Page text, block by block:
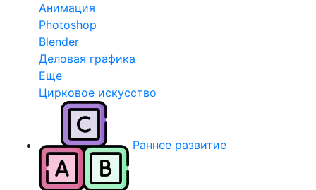
Анимация
Photoshop
Blender
Деловая графика
Еще
Цирковое искусство
Раннее развитие